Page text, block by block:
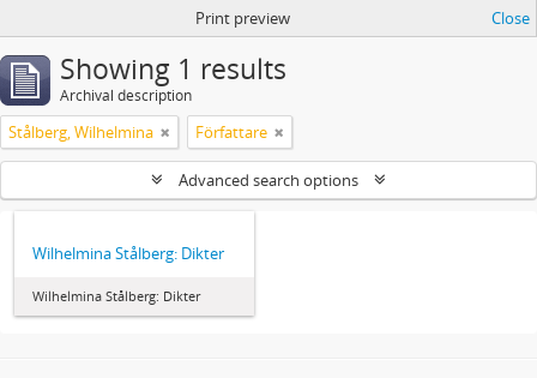
Print preview Close
Showing 1 results
Archival description
Stålberg, Wilhelmina Författare
Advanced search options
Wilhelmina Stålberg: Dikter
Wilhelmina Stålberg: Dikter